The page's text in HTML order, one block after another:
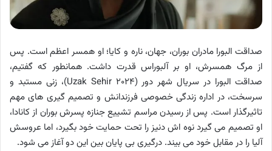
صداقت البورا مادران بوران، جهان، ناره و کایا؛ او همسر اعظم است. پس
از مرگ همسرش، او بر آلبوراس قدرت داشت. همانطور که گفتیم،
صداقت البورا در سریال شهر دور (Uzak Sehir ۲۰۲۴)، زنی مستبد و
سرسخت، در اداره زندگی خصوصی فرزندانش و تصمیم گیری های مهم
تاثیرگذار است. پس از رسیدن مراسم تشییع جنازه پسرش بوران از کانادا،
او تصمیم می گیرد نوه اش دنیز را تحت حمایت خود بگیرد، اما عروسش
آلیا را در مقابل خود می بیند. درگیری بی پایان بین این دو آغاز می شود.